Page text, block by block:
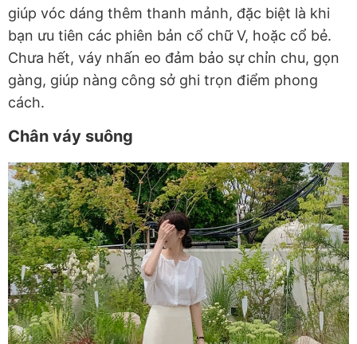
giúp vóc dáng thêm thanh mảnh, đặc biệt là khi
bạn ưu tiên các phiên bản cổ chữ V, hoặc cổ bẻ.
Chưa hết, váy nhấn eo đảm bảo sự chỉn chu, gọn
gàng, giúp nàng công sở ghi trọn điểm phong
cách.
Chân váy suông